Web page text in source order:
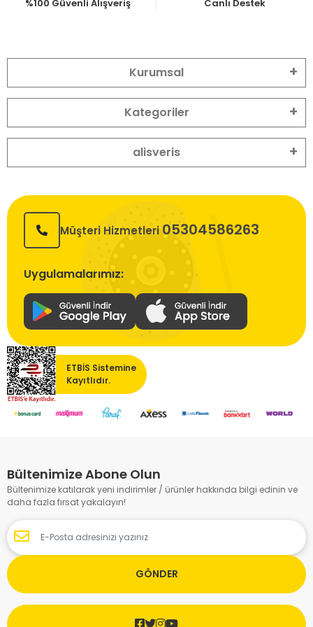
%100 Güvenli Alışveriş Canlı Destek
Kurumsal
Kategoriler
alisveris
Müşteri Hizmetleri 05304586263
Uygulamalarımız:
ETBİS Sistemine
Kayıtlıdır.
Bültenimize Abone Olun
Bültenimize katılarak yeni indirimler / ürünler hakkında bilgi edinin ve
daha fazla fırsat yakalayın!
GÖNDER